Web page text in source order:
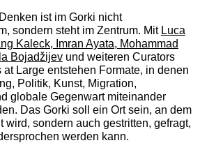
ist im Gorki nicht
sondern steht im Zentrum. Mit Luca
Kaleck, Imran Ayata, Mohammad
Bojadžijevund weiteren Curators
at Large entstehen Formate, in denen
Politik, Kunst, Migration,
globale Gegenwart miteinander
Das Gorki soll ein Ort sein, an dem
wird, sondern auch gestritten, gefragt,
werden kann.